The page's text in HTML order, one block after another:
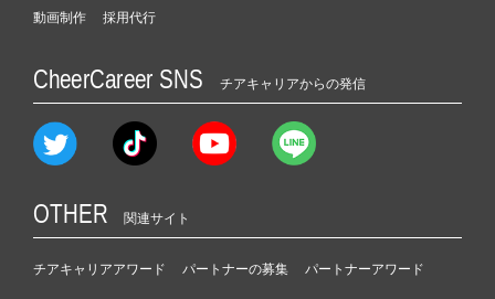
動画制作
採用代行
CheerCareer SNS チアキャリアからの発信
OTHER 関連サイト
チアキャリアアワード パートナーの募集 パートナーアワード